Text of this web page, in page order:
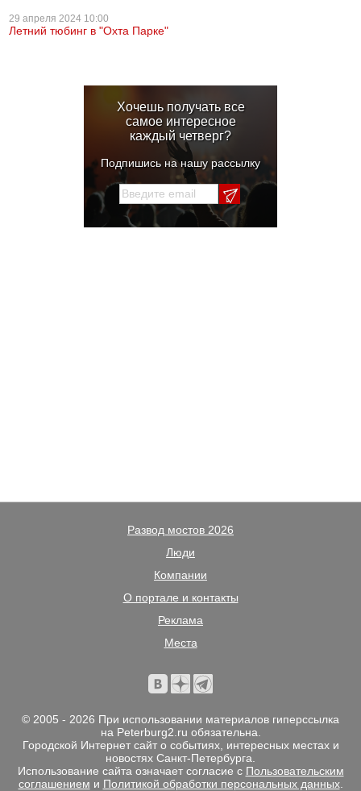
29 апреля 2024 10:00
Летний тюбинг в "Охта Парке"
Хочешь получать все
самое интересное
каждый четверг?
Подпишись на нашу рассылку
Развод мостов 2026
Люди
Компании
О портале и контакты
Реклама
Места
© 2005 - 2026 При использовании материалов гиперссылка
на Peterburg2.ru обязательна.
Городской Интернет сайт о событиях, интересных местах и
новостях Санкт-Петербурга.
Использование сайта означает согласие с Пользовательским
соглашением и Политикой обработки персональных данных.